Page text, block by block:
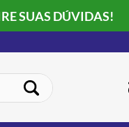
SUAS DÚVIDAS!